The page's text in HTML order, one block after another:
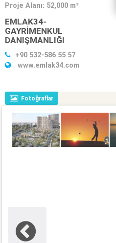
Proje Alanı: 52,000 m²
EMLAK34-
GAYRIMENKUL
DANIŞMANLIĞI
+90 532-586 55 57
www.emlak34.com
Fotoğraflar